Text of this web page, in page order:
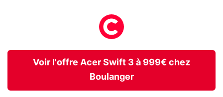
Voir l'offre Acer Swift 3 à 999€ chez
Boulanger